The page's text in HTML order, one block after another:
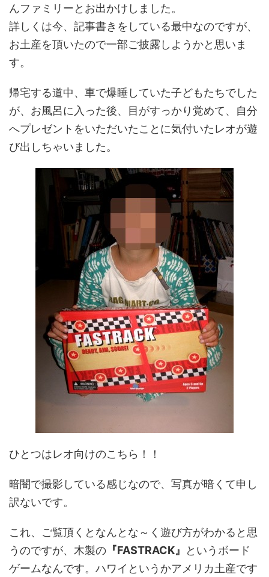
んファミリーとお出かけしました。
詳しくは今、記事書きをしている最中なのですが、
お土産を頂いたので一部ご披露しようかと思いま
す。
帰宅する道中、車で爆睡していた子どもたちでした
が、お風呂に入った後、目がすっかり覚めて、自分
へプレゼントをいただいたことに気付いたレオが遊
び出しちゃいました。
ひとつはレオ向けのこちら！！
暗闇で撮影している感じなので、写真が暗くて申し
訳ないです。
これ、ご覧頂くとなんとな～く遊び方がわかると思
うのですが、木製の 『FASTRACK』
というボード
ゲームなんです。ハワイというかアメリカ土産です